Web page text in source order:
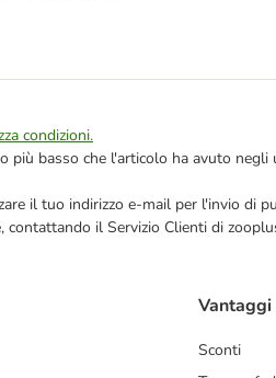
condizioni.
più basso che l'articolo ha avuto
il tuo indirizzo e-mail per l'invio di
contattando il Servizio Clienti di
Vantaggi
Sconti